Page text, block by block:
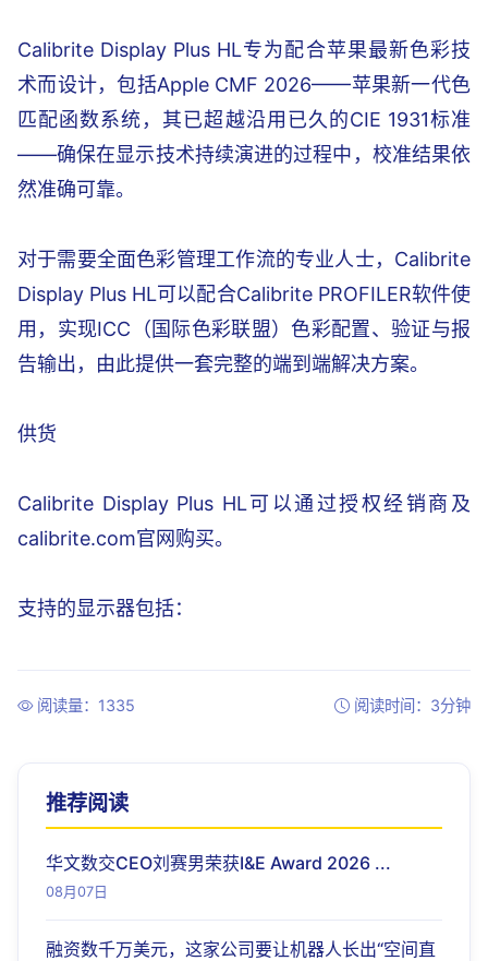
Calibrite Display Plus HL专为配合苹果最新色彩技
术而设计，包括Apple CMF 2026——苹果新一代色
匹配函数系统，其已超越沿用已久的CIE 1931标准
——确保在显示技术持续演进的过程中，校准结果依
然准确可靠。
对于需要全面色彩管理工作流的专业人士，Calibrite
Display Plus HL可以配合Calibrite PROFILER软件使
用，实现ICC（国际色彩联盟）色彩配置、验证与报
告输出，由此提供一套完整的端到端解决方案。
供货
Calibrite Display Plus HL可以通过授权经销商及
calibrite.com官网购买。
支持的显示器包括：
阅读量：1335 阅读时间：3分钟
推荐阅读
华文数交CEO刘赛男荣获I&E Award 2026 ...
08月07日
融资数千万美元，这家公司要让机器人长出“空间直